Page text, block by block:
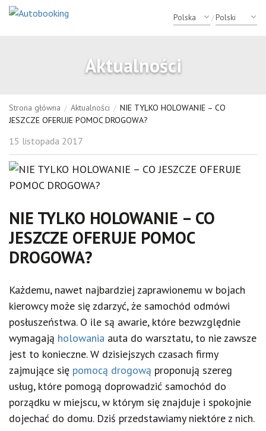
/
Aktualności
Strona główna / Aktualności / NIE TYLKO HOLOWANIE – CO
JESZCZE OFERUJE POMOC DROGOWA?
15 listopada 2017
NIE TYLKO HOLOWANIE – CO
JESZCZE OFERUJE POMOC
DROGOWA?
Każdemu, nawet najbardziej zaprawionemu w bojach
kierowcy może się zdarzyć, że samochód odmówi
posłuszeństwa. O ile są awarie, które bezwzględnie
wymagają holowania auta do warsztatu, to nie zawsze
jest to konieczne. W dzisiejszych czasach firmy
zajmujące się pomocą drogową proponują szereg
usług, które pomogą doprowadzić samochód do
porządku w miejscu, w którym się znajduje i spokojnie
dojechać do domu. Dziś przedstawiamy niektóre z nich.